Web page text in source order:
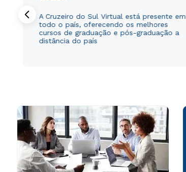
A Cruzeiro do Sul Virtual está presente em
todo o país, oferecendo os melhores
cursos de graduação e pós-graduação a
distância do país